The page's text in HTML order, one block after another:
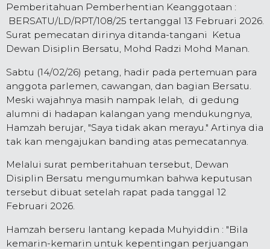
Pemberitahuan Pemberhentian Keanggotaan :
BERSATU/LD/RPT/108/25 tertanggal 13 Februari 2026.
Surat pemecatan dirinya ditanda-tangani Ketua
Dewan Disiplin Bersatu, Mohd Radzi Mohd Manan.
Sabtu (14/02/26) petang, hadir pada pertemuan para
anggota parlemen, cawangan, dan bagian Bersatu.
Meski wajahnya masih nampak lelah, di gedung
alumni di hadapan kalangan yang mendukungnya,
Hamzah berujar, "Saya tidak akan merayu." Artinya dia
tak kan mengajukan banding atas pemecatannya.
Melalui surat pemberitahuan tersebut, Dewan
Disiplin Bersatu mengumumkan bahwa keputusan
tersebut dibuat setelah rapat pada tanggal 12
Februari 2026.
Hamzah berseru lantang kepada Muhyiddin : "Bila
kemarin-kemarin untuk kepentingan perjuangan